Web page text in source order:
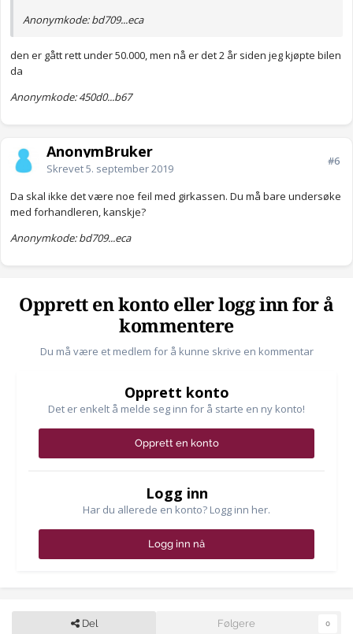
Anonymkode: bd709...eca
den er gått rett under 50.000, men nå er det 2 år siden jeg kjøpte bilen
da
Anonymkode: 450d0...b67
AnonymBruker
Skrevet5. september 2019
#6
Da skal ikke det være noe feil med girkassen. Du må bare undersøke
med forhandleren, kanskje?
Anonymkode: bd709...eca
Opprett en konto eller logg inn for å
kommentere
Du må være et medlem for å kunne skrive en kommentar
Opprett konto
Det er enkelt å melde seg inn for å starte en ny konto!
Opprett en konto
Logg inn
Har du allerede en konto? Logg inn her.
Logg inn nå
Del Følgere 0